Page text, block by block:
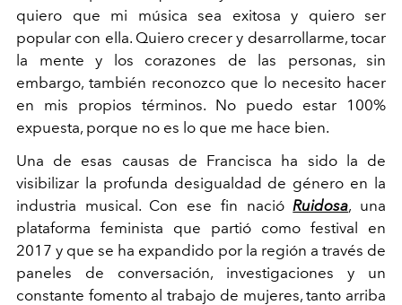
quiero que mi música sea exitosa y quiero ser
popular con ella. Quiero crecer y desarrollarme, tocar
la mente y los corazones de las personas, sin
embargo, también reconozco que lo necesito hacer
en mis propios términos. No puedo estar 100%
expuesta, porque no es lo que me hace bien.
Una de esas causas de Francisca ha sido la de
visibilizar la profunda desigualdad de género en la
industria musical. Con ese fin nacióRuidosa, una
plataforma feminista que partió como festival en
2017 y que se ha expandido por la región a través de
paneles de conversación, investigaciones y un
constante fomento al trabajo de mujeres, tanto arriba